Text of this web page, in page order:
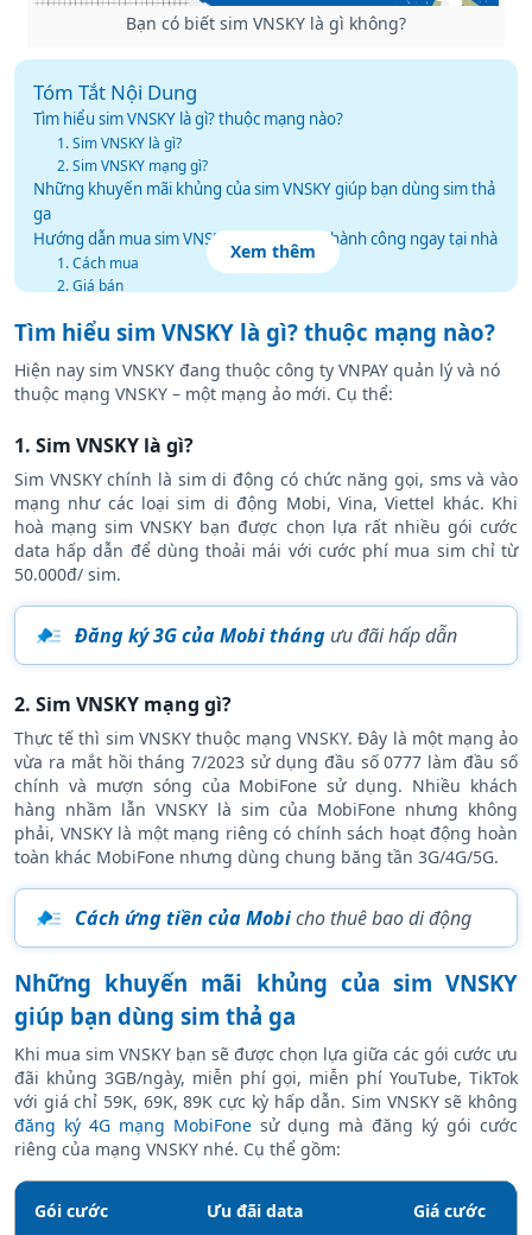
Bạn có biết sim VNSKY là gì không?
Tóm Tắt Nội Dung
Tìm hiểu sim VNSKY là gì? thuộc mạng nào?
1. Sim VNSKY là gì?
2. Sim VNSKY mạng gì?
Những khuyến mãi khủng của sim VNSKY giúp bạn dùng sim thả
ga
Hướng dẫn mua sim VNSKY và kích hoạt thành công ngay tại nhà
1. Cách mua
2. Giá bán
3.1.Kích hoạt sim VNSKY tại cửa hàng
3.2 Kích hoạt sim VNSKY qua Zalo
Lưu ý cần nắm để không bị lỗi khi kích hoạt sim VNSKY
Sim VNSKY nạp thẻ gì? Cách nạp tiền vào sim VNSKY
Xem thêm
Tìm hiểu sim VNSKY là gì? thuộc mạng nào?
Hiện nay sim VNSKY đang thuộc công ty VNPAY quản lý và nó
thuộc mạng VNSKY – một mạng ảo mới. Cụ thể:
1. Sim VNSKY là gì?
Sim VNSKY chính là sim di động có chức năng gọi, sms và vào
mạng như các loại sim di động Mobi, Vina, Viettel khác. Khi
hoà mạng sim VNSKY bạn được chọn lựa rất nhiều gói cước
data hấp dẫn để dùng thoải mái với cước phí mua sim chỉ từ
50.000đ/ sim.
Đăng ký 3G của Mobi tháng ưu đãi hấp dẫn
2. Sim VNSKY mạng gì?
Thực tế thì sim VNSKY thuộc mạng VNSKY. Đây là một mạng ảo
vừa ra mắt hồi tháng 7/2023 sử dụng đầu số 0777 làm đầu số
chính và mượn sóng của MobiFone sử dụng. Nhiều khách
hàng nhầm lẫn VNSKY là sim của MobiFone nhưng không
phải, VNSKY là một mạng riêng có chính sách hoạt động hoàn
toàn khác MobiFone nhưng dùng chung băng tần 3G/4G/5G.
Cách ứng tiền của Mobicho thuê bao di động
Những khuyến mãi khủng của sim VNSKY
giúp bạn dùng sim thả ga
Khi mua sim VNSKY bạn sẽ được chọn lựa giữa các gói cước ưu
đãi khủng 3GB/ngày, miễn phí gọi, miễn phí YouTube, TikTok
với giá chỉ 59K, 69K, 89K cực kỳ hấp dẫn. Sim VNSKY sẽ không
đăng ký 4G mạng MobiFone sử dụng mà đăng ký gói cước
riêng của mạng VNSKY nhé. Cụ thể gồm:
Gói cước Ưu đãi data Giá cước